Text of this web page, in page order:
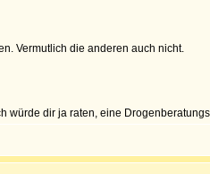
Vermutlich die anderen auch nicht.
würde dir ja raten, eine